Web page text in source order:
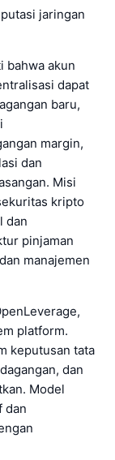
jaringan
bahwa akun
dapat
baru,
margin,
dan
Misi
kripto
dan
pinjaman
manajemen
platform.
keputusan tata
dan
Model
dan